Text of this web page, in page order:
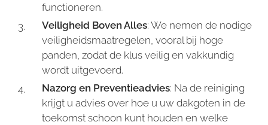
functioneren.
Veiligheid Boven Alles: We nemen de nodige
veiligheidsmaatregelen, vooral bij hoge
panden, zodat de klus veilig en vakkundig
wordt uitgevoerd.
Nazorg en Preventieadvies: Na de reiniging
krijgt u advies over hoe u uw dakgoten in de
toekomst schoon kunt houden en welke